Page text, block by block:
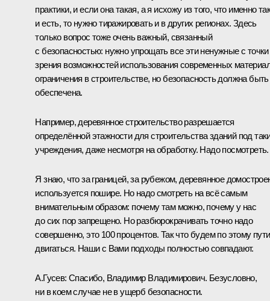
практики, и если она такая, а я исхожу из того, что именно
и есть, то нужно тиражировать и в других регионах. Здесь
только вопрос тоже очень важный, связанный
с безопасностью: нужно упрощать все эти ненужные с точки
зрения возможностей использования современных
ограничения в строительстве, но безопасность должна быть
обеспечена.
Например, деревянное строительство разрешается
определённой этажности для строительства зданий под
учреждения, даже несмотря на обработку. Надо посмотреть.
Я знаю, что за границей, за рубежом, деревянное
используется пошире. Но надо смотреть на всё самым
внимательным образом: почему там можно, почему у нас
до сих пор запрещено. Но разбюрокрачивать точно надо
совершенно, это 100 процентов. Так что будем по этому пути
двигаться. Наши с Вами подходы полностью совпадают.
А.Гусев: Спасибо, Владимир Владимирович. Безусловно,
ни в коем случае не в ущерб безопасности.